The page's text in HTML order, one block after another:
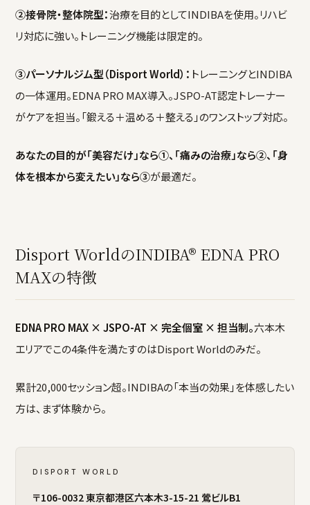
②接骨院・整体院型：治療を目的としてINDIBAを使用。リハビ
リ対応に強い。トレーニング機能は限定的。
③パーソナルジム型（Disport World）： トレーニングとINDIBA
の一体運用。EDNA PRO MAX導入。JSPO-AT認定トレーナー
がケアを担当。「鍛える＋温める＋整える」のワンストップ対応。
あなたの目的が「美容だけ」なら①、「痛みの治療」なら②、「身
体を根本から変えたい」なら③が最適だ。
Disport WorldのINDIBA® EDNA PRO
MAXの特徴
EDNA PRO MAX × JSPO-AT × 完全個室 × 担当制。六本木
エリアでこの4条件を満たすのはDisport Worldのみだ。
累計20,000セッション超。INDIBAの「本当の効果」を体感したい
方は、まず体験から。
DISPORT WORLD
〒106-0032 東京都港区六本木3-15-21 鶯ビルB1